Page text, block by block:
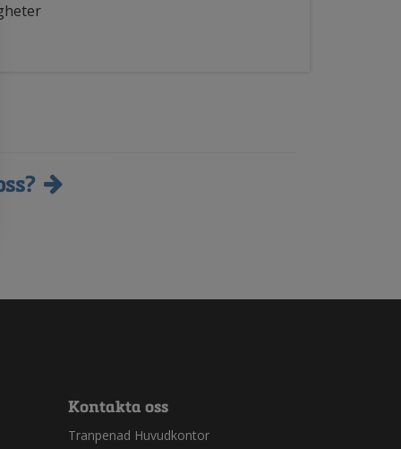
Kontakta oss
Tranpenad Huvudkontor